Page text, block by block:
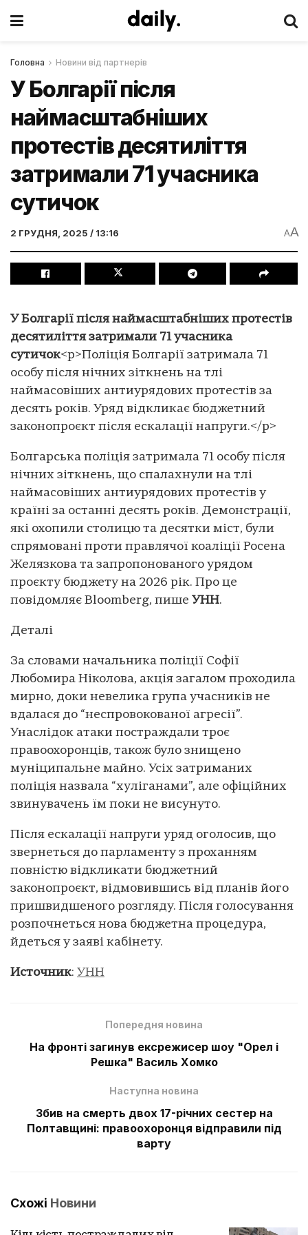
Головна Новини від партнерів
У Болгарії після
наймасштабніших
протестів десятиліття
затримали 71 учасника
сутичок
2 ГРУДНЯ, 2025 / 13:16 AA
У Болгарії після наймасштабніших протестів
десятиліття затримали 71 учасника
сутичок<p>Поліція Болгарії затримала 71
особу після нічних зіткнень на тлі
наймасовіших антиурядових протестів за
десять років. Уряд відкликає бюджетний
законопроєкт після ескалації напруги.</p>
Болгарська поліція затримала 71 особу після
нічних зіткнень, що спалахнули на тлі
наймасовіших антиурядових протестів у
країні за останні десять років. Демонстрації,
які охопили столицю та десятки міст, були
спрямовані проти правлячої коаліції Росена
Желязкова та запропонованого урядом
проєкту бюджету на 2026 рік. Про це
повідомляє Bloomberg, пише УНН.
Деталі
За словами начальника поліції Софії
Любомира Ніколова, акція загалом проходила
мирно, доки невелика група учасників не
вдалася до “неспровокованої агресії”.
Унаслідок атаки постраждали троє
правоохоронців, також було знищено
муніципальне майно. Усіх затриманих
поліція назвала “хуліганами”, але офіційних
звинувачень їм поки не висунуто.
Після ескалації напруги уряд оголосив, що
звернеться до парламенту з проханням
повністю відкликати бюджетний
законопроєкт, відмовившись від планів його
пришвидшеного розгляду. Після голосування
розпочнеться нова бюджетна процедура,
йдеться у заяві кабінету.
Источник: УНН
Попередня новина
На фронті загинув ексрежисер шоу "Орел і
Решка" Василь Хомко
Наступна новина
Збив на смерть двох 17-річних сестер на
Полтавщині: правоохоронця відправили під
варту
Схожі Новини